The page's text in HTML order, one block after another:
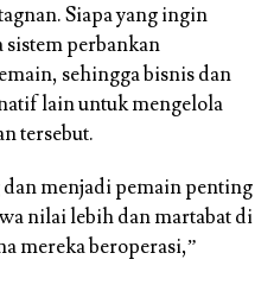
Siapa yang ingin
perbankan
sehingga bisnis dan
lain untuk mengelola
tersebut.
menjadi pemain penting
nilai lebih dan martabat di
mereka beroperasi,”